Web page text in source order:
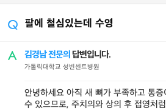
팔에 철심있는데 수영
김경남 전문의 답변입니다.
가톨릭대학교 성빈센트병원
안녕하세요 아직 새 뼈가 부족하고 통증이 있다면 철심에 무리가 갈
수 있으므로, 주치의와 상의 후 접영처럼 팔에 과부하가 걸리는 동